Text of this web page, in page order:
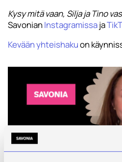
Kysy mitä vaan, Silja ja Tino
Savonian Instagramissaja
Kevään yhteishakuon